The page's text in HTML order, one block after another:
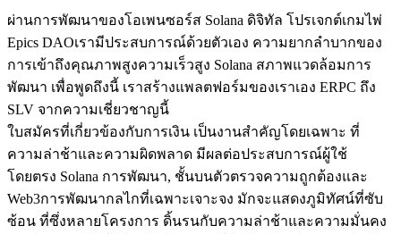
ผ่านการพัฒนาของโอเพนซอร์ส Solana ดิจิทัล โปรเจกต์เกมไพ่
Epics DAOเรามีประสบการณ์ด้วยตัวเอง ความยากลําบากของ
การเข้าถึงคุณภาพสูงความเร็วสูง Solana สภาพแวดล้อมการ
พัฒนา เพื่อพูดถึงนี้ เราสร้างแพลตฟอร์มของเราเอง ERPC ถึง
SLV จากความเชี่ยวชาญนี้
ใบสมัครที่เกี่ยวข้องกับการเงิน เป็นงานสําคัญโดยเฉพาะ ที่
ความล่าช้าและความผิดพลาด มีผลต่อประสบการณ์ผู้ใช้
โดยตรง Solana การพัฒนา, ชั้นบนตัวตรวจความถูกต้องและ
Web3การพัฒนากลไกที่เฉพาะเจาะจง มักจะแสดงภูมิทัศน์ที่ซับ
ซ้อน ที่ซึ่งหลายโครงการ ดิ้นรนกับความล่าช้าและความมั่นคง